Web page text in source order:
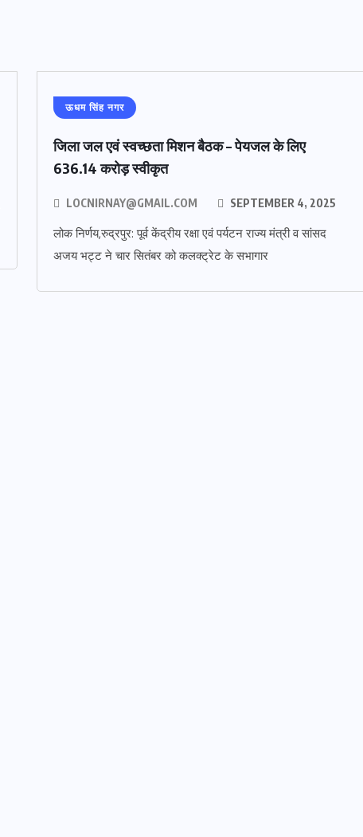
ऊधम सिंह नगर
जिला जल एवं स्वच्छता मिशन बैठक – पेयजल के लिए
636.14 करोड़ स्वीकृत
LOCNIRNAY@GMAIL.COM SEPTEMBER 4, 2025
लोक निर्णय,रुद्रपुर: पूर्व केंद्रीय रक्षा एवं पर्यटन राज्य मंत्री व सांसद
अजय भट्ट ने चार सितंबर को कलक्ट्रेट के सभागार